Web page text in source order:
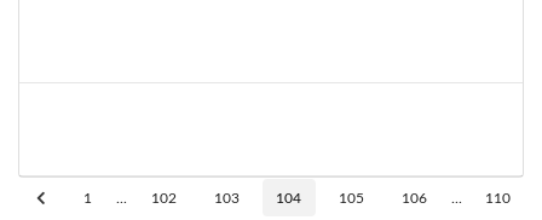
1 102 103 104 105 106 110